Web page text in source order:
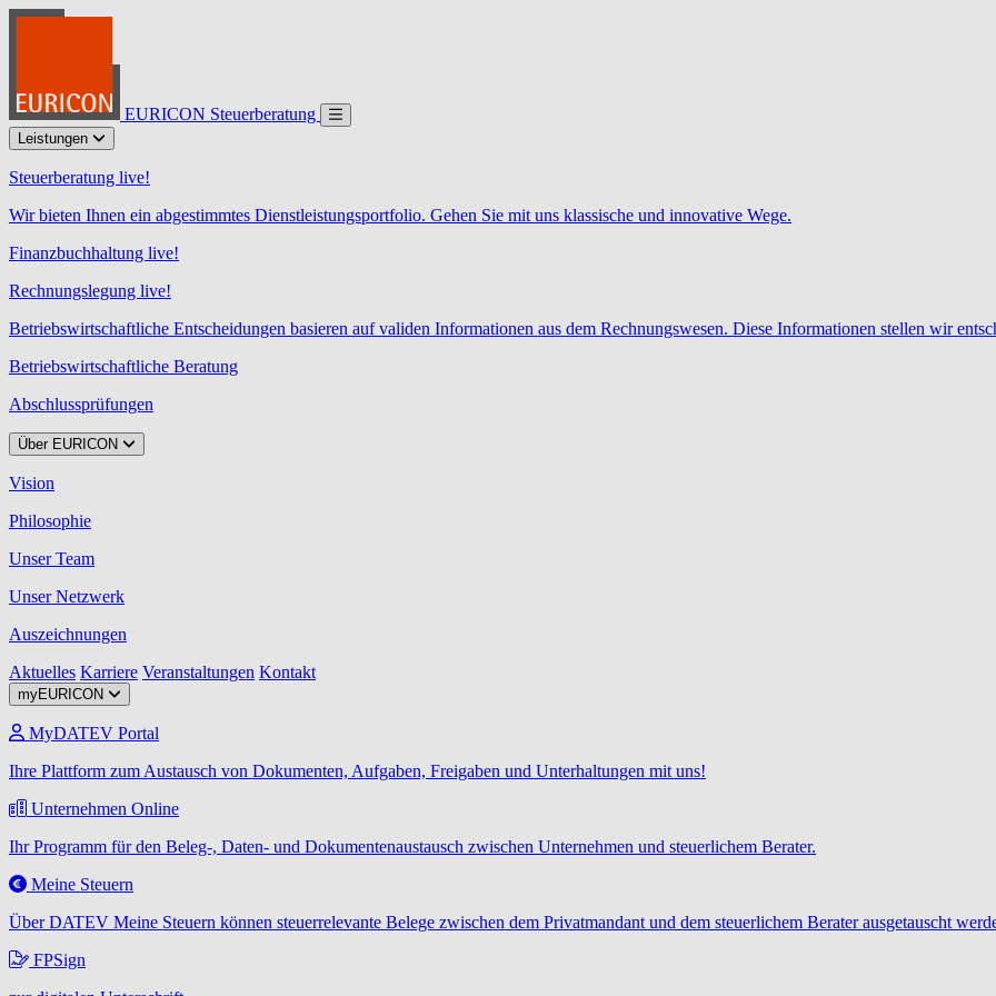
EURICON Steuerberatung
Leistungen
Steuerberatung live!
Wir bieten Ihnen ein abgestimmtes Dienstleistungsportfolio. Gehen Sie mit uns klassische und innovative Wege.
Finanzbuchhaltung live!
Rechnungslegung live!
Betriebswirtschaftliche Entscheidungen basieren auf validen Informationen aus dem Rechnungswesen. Diese Informationen stellen wir
Betriebswirtschaftliche Beratung
Abschlussprüfungen
Über EURICON
Vision
Philosophie
Unser Team
Unser Netzwerk
Auszeichnungen
Aktuelles Karriere Veranstaltungen Kontakt
myEURICON
MyDATEV Portal
Ihre Plattform zum Austausch von Dokumenten, Aufgaben, Freigaben und Unterhaltungen mit uns!
Unternehmen Online
Ihr Programm für den Beleg-, Daten- und Dokumentenaustausch zwischen Unternehmen und steuerlichem Berater.
Meine Steuern
Über DATEV Meine Steuern können steuerrelevante Belege zwischen dem Privatmandant und dem steuerlichem Berater ausgetauscht
FPSign